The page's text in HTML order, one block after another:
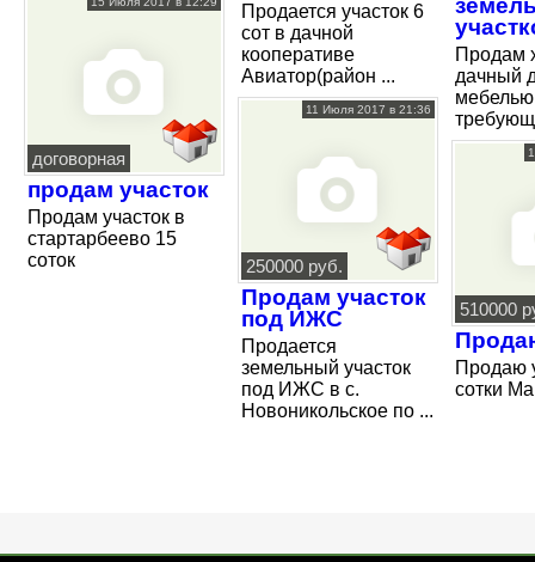
договорная
продам участок
Продам участок в
стартарбеево 15
соток
Продается участок 6
сот в дачной
кооперативе
Авиатор(район ...
11 Июля 2017 в 21:36
250000 руб.
Продам участок
под ИЖС
Продается
земельный участок
под ИЖС в с.
Новоникольское по ...
Продам
дачный
510000
Продаю
сотки